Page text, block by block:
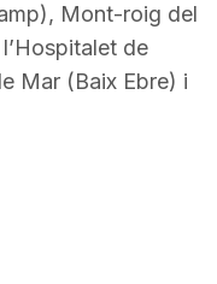
Mont-roig del
de
Mar (Baix Ebre) i